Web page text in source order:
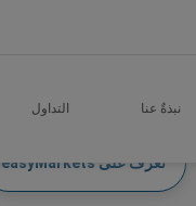
نبذةٌ عنا التداول
تعرف على easyMarkets